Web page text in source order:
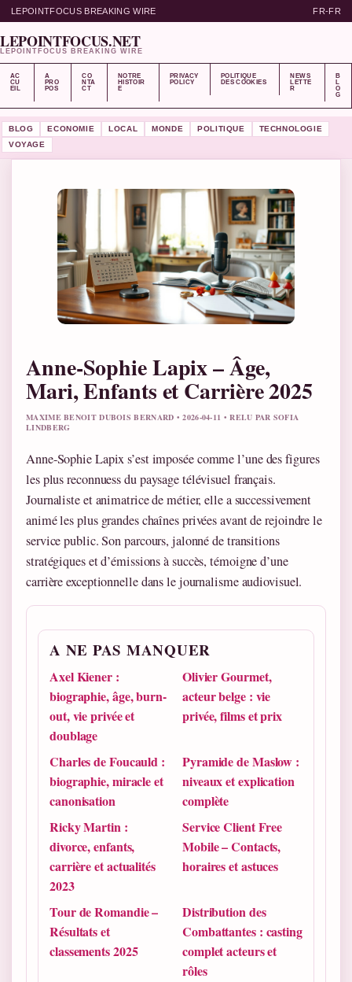
LEPOINTFOCUS BREAKING WIRE FR-FR
LEPOINTFOCUS.NET
LEPOINTFOCUS BREAKING WIRE
AC
CU
EIL
A
PRO
POS
CO
NTA
CT
NOTRE
HISTOIR
E
PRIVACY
POLICY
POLITIQUE
DES COOKIES
NEWS
LETTE
R
B
L
O
G
BLOG ECONOMIE LOCAL MONDE POLITIQUE
TECHNOLOGIE
VOYAGE
Anne-Sophie Lapix – Âge,
Mari, Enfants et Carrière 2025
MAXIME BENOIT DUBOIS BERNARD • 2026-04-11 • RELU PAR SOFIA
LINDBERG
Anne-Sophie Lapix s’est imposée comme l’une des figures
les plus reconnuess du paysage télévisuel français.
Journaliste et animatrice de métier, elle a successivement
animé les plus grandes chaînes privées avant de rejoindre le
service public. Son parcours, jalonné de transitions
stratégiques et d’émissions à succès, témoigne d’une
carrière exceptionnelle dans le journalisme audiovisuel.
A NE PAS MANQUER
Axel Kiener :
biographie, âge, burn-
out, vie privée et
doublage
Olivier Gourmet,
acteur belge : vie
privée, films et prix
Charles de Foucauld :
biographie, miracle et
canonisation
Pyramide de Maslow :
niveaux et explication
complète
Ricky Martin :
divorce, enfants,
carrière et actualités
2023
Service Client Free
Mobile – Contacts,
horaires et astuces
Tour de Romandie –
Résultats et
classements 2025
Distribution des
Combattantes : casting
complet acteurs et
rôles